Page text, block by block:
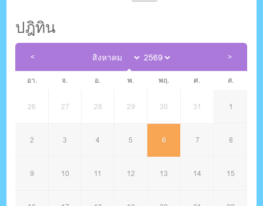
ปฎิทิน
อา. จ. อ. พ. พฤ. ศ. ส.
26 27 28 29 30 31 1
2 3 4 5 6 7 8
9 10 11 12 13 14 15